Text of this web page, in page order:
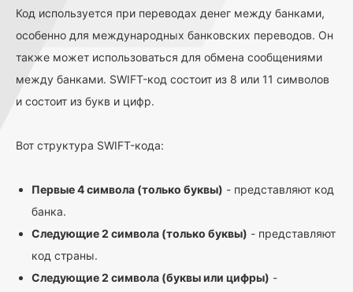
Код используется при переводах денег между банками,
особенно для международных банковских переводов. Он
также может использоваться для обмена сообщениями
между банками. SWIFT-код состоит из 8 или 11 символов
и состоит из букв и цифр.
Вот структура SWIFT-кода:
Первые 4 символа (только буквы) - представляют код
банка.
Следующие 2 символа (только буквы) - представляют
код страны.
Следующие 2 символа (буквы или цифры) -